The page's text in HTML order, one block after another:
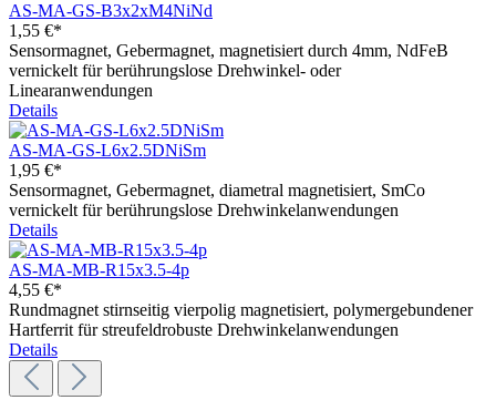
AS-MA-GS-B3x2xM4NiNd
1,55 €*
Sensormagnet, Gebermagnet, magnetisiert durch 4mm, NdFeB
vernickelt für berührungslose Drehwinkel- oder
Linearanwendungen
Details
AS-MA-GS-L6x2.5DNiSm
1,95 €*
Sensormagnet, Gebermagnet, diametral magnetisiert, SmCo
vernickelt für berührungslose Drehwinkelanwendungen
Details
AS-MA-MB-R15x3.5-4p
4,55 €*
Rundmagnet stirnseitig vierpolig magnetisiert, polymergebundener
Hartferrit für streufeldrobuste Drehwinkelanwendungen
Details